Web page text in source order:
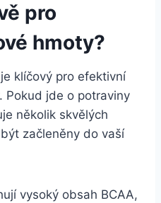
pro
hmoty?
klíčový pro efektivní
Pokud jde o potraviny
několik skvělých
začleněny do vaší
vysoký obsah BCAA,